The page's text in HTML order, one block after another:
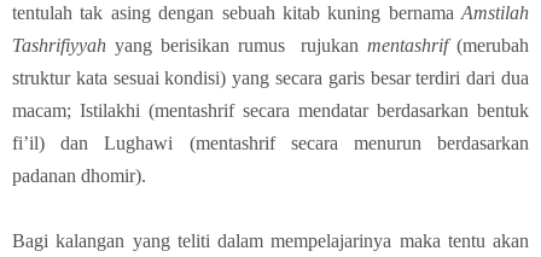
tentulah tak asing dengan sebuah kitab kuning bernama Amstilah
Tashrifiyyah yang berisikan rumus rujukanmentashrif(merubah
struktur kata sesuai kondisi) yang secara garis besar terdiri dari dua
macam; Istilakhi (mentashrif secara mendatar berdasarkan bentuk
fi’il) dan Lughawi (mentashrif secara menurun berdasarkan
padanan dhomir).
Bagi kalangan yang teliti dalam mempelajarinya maka tentu akan